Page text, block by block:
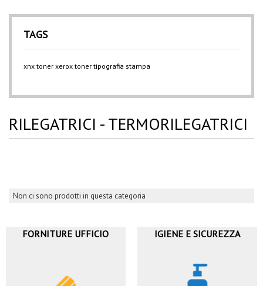
TAGS
xnx toner xerox toner tipografia stampa
RILEGATRICI - TERMORILEGATRICI
Non ci sono prodotti in questa categoria
FORNITURE UFFICIO IGIENE E SICUREZZA